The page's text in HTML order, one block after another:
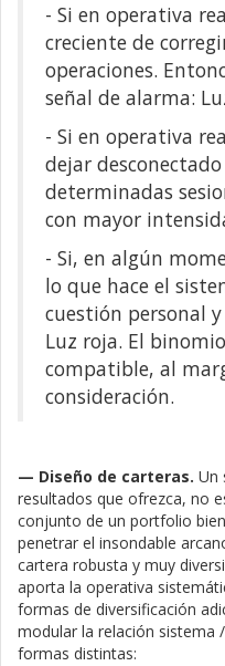
- Si en operativa
creciente de
operaciones.
señal de alarma:
- Si en operativa
dejar
determinadas
con mayor
- Si, en algún
lo que hace el
cuestión personal
Luz roja. El
compatible, al
consideración.
— Diseño de carteras. Un
resultados que ofrezca, no
conjunto de un portfolio
penetrar el insondable
cartera robusta y muy
aporta la operativa
formas de diversificación
modular la relación sistema
formas distintas: